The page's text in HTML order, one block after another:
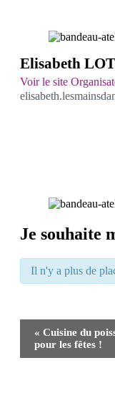
Elisabeth
Voir le site
Je souhaite
Il n'y a plus de
Navigation
Évènement
« Cuisine du
pour les fêtes !